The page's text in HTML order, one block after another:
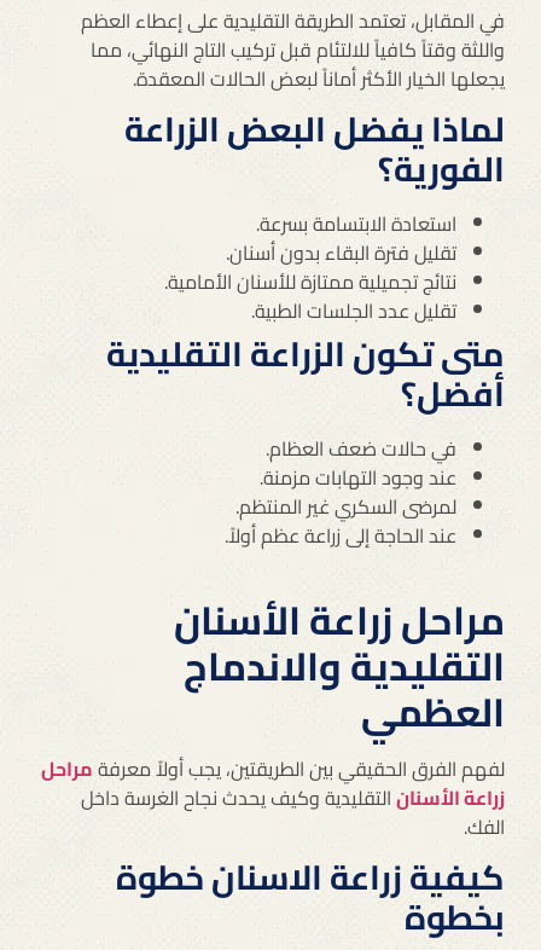
في المقابل، تعتمد الطريقة التقليدية على إعطاء العظم
واللثة وقتاً كافياً للالتئام قبل تركيب التاج النهائي، مما
يجعلها الخيار الأكثر أماناً لبعض الحالات المعقدة.
لماذا يفضل البعض الزراعة
الفورية؟
استعادة الابتسامة بسرعة.
تقليل فترة البقاء بدون أسنان.
نتائج تجميلية ممتازة للأسنان الأمامية.
تقليل عدد الجلسات الطبية.
متى تكون الزراعة التقليدية
أفضل؟
في حالات ضعف العظام.
عند وجود التهابات مزمنة.
لمرضى السكري غير المنتظم.
عند الحاجة إلى زراعة عظم أولاً.
مراحل زراعة الأسنان
التقليدية والاندماج
العظمي
لفهم الفرق الحقيقي بين الطريقتين، يجب أولاً معرفةمراحل
زراعة الأسنانالتقليدية وكيف يحدث نجاح الغرسة داخل
الفك.
كيفية زراعة الاسنان خطوة
بخطوة